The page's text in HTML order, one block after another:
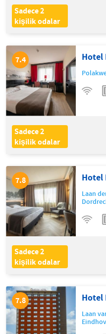
7.8 Hotel
Laan
7.8 Hotel
Laan
Sadece 2
kişilik odalar
7.4 Hotel
Sadece 2
kişilik odalar
Sadece 2
kişilik odalar